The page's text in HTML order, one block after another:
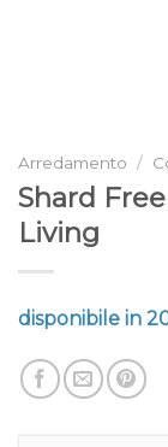
Arredamento /
Shard
Living
disponibile in